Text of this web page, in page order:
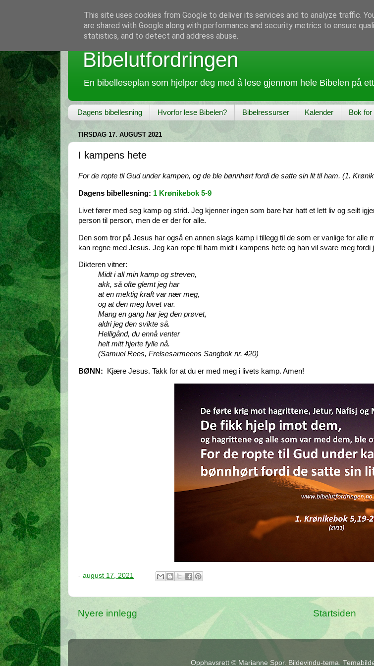
Bibelutfordringen
En bibelleseplan som hjelper deg med å lese gjennom hele Bibelen på
Dagens bibellesning Hvorfor lese Bibelen? Bibelressurser Kalender Bok for
TIRSDAG 17. AUGUST 2021
I kampens hete
For de ropte til Gud under kampen, og de ble bønnhørt fordi de satte sin lit til ham. (1.
Dagens bibellesning: 1 Krønikebok 5-9
Livet fører med seg kamp og strid. Jeg kjenner ingen som bare har hatt et lett liv og seilt
person til person, men de er der for alle.
Den som tror på Jesus har også en annen slags kamp i tillegg til de som er vanlige for
kan regne med Jesus. Jeg kan rope til ham midt i kampens hete og han vil svare meg fordi
Dikteren vitner:
Midt i all min kamp og streven,
akk, så ofte glemt jeg har
at en mektig kraft var nær meg,
og at den meg lovet var.
Mang en gang har jeg den prøvet,
aldri jeg den svikte så.
Helligånd, du ennå venter
helt mitt hjerte fylle nå.
(Samuel Rees, Frelsesarmeens Sangbok nr. 420)
BØNN: Kjære Jesus. Takk for at du er med meg i livets kamp. Amen!
- august 17, 2021
Nyere innlegg Startsiden
Opphavsrett © Marianne Spor. Bildevindu-tema.
This site uses cookies from Google to deliver its services and to analyze traffic.
are shared with Google along with performance and security metrics to ensure
statistics, and to detect and address abuse.